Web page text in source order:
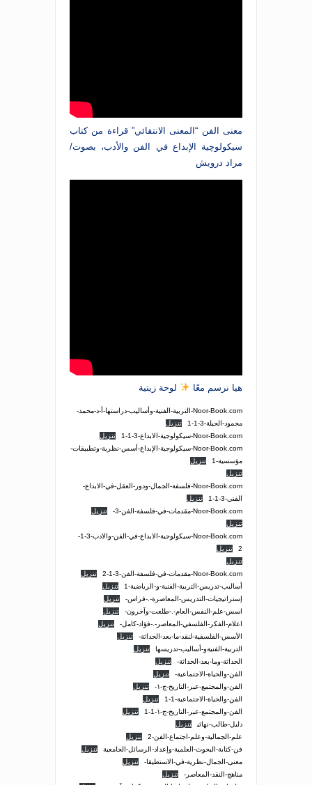
معنى الفن “المعنى الانتقائي” قراءة من كتاب
سيكولوچية الإبداع في الفن والأدب، بصوت/
مراد درويش
هيا نرسم معًا لوحة زيتية
Noor-Book.com-التربية-الفنية-وأساليب-دراستها-أ-د-محمد-
محمود-الحيلة-3-1-1
تنزيل
Noor-Book.com-سيكولوجية-الابداع-3-1-1
تنزيل
Noor-Book.com-سيكولوجية-الإبداع-أسس-نظرية-وتطبيقات-
مؤسسية-1
تنزيل
تنزيل
Noor-Book.com-فلسفة-الجمال-ودور-العقل-في-الابداع-
الفني-3-1-1
تنزيل
Noor-Book.com-مقدمات-في-فلسفة-الفن-3-
تنزيل
تنزيل
Noor-Book.com-سيكولوجية-الابداع-في-الفن-والادب-3-1-
2
تنزيل
تنزيل
Noor-Book.com-مقدمات-في-فلسفة-الفن-3-1-2
تنزيل
أساليب-تدريس-التربية-الفنية-و-الرياضية-1
تنزيل
إستراتيجيات-التدريس-المعاصرة-.-فراس-
تنزيل
اسس-علم-النفس-العام-.-طلعت-وآخرون-
تنزيل
اعلام-الفكر-الفلسفي-المعاصر-.-فؤاد-كامل-
تنزيل
الأسس-الفلسفية-لنقد-ما-بعد-الحداثة-
تنزيل
التربية-الفنيةو-أساليب-تدريسها
تنزيل
الحداثة-وما-بعد-الحداثة-
تنزيل
الفن-والحياة-الاجتماعية-
تنزيل
الفن-والمجتمع-عبر-التاريخ-ج-١-
تنزيل
الفن-والحياة-الاجتماعية-1-1
تنزيل
الفن-والمجتمع-عبر-التاريخ-ج-١-1-1
تنزيل
دليل-طالب-نهائي
تنزيل
علم-الجمالیة-وعلم-اجتماع-الفن-2
تنزيل
فن-كتابة-البحوث-العلمية-وإعداد-الرسائل-الجامعية
تنزيل
معنى-الجمال-نظرية-في-الاستطيقا-
تنزيل
مناهج-النقد-المعاصر-
تنزيل